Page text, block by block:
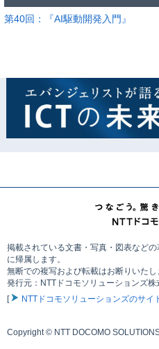
第40回：『AI駆動開発入門』
掲載されている文書・写真・図表など
に帰属します。
無断での複写および転載はお断りいたし
発行元：NTTドコモソリューションズ株
[ NTTドコモソリューションズのサイ
Copyright © NTT DOCOMO